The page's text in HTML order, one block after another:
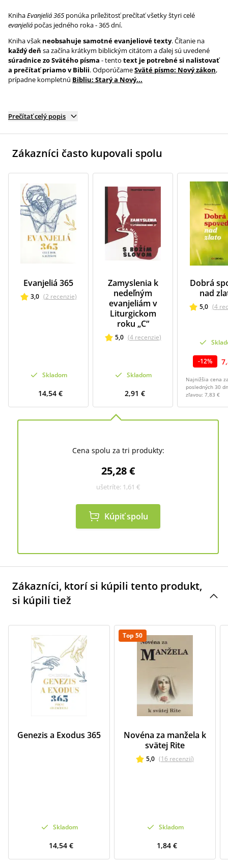
KnihaEvanjeliá 365 ponúka príležitosť prečítať všetky štyri celé
evanjeliá počas jedného roka - 365 dní.
Kniha však neobsahuje samotné evanjeliové texty. Čítanie na
každý deň sa začína krátkym biblickým citátom a ďalej sú uvedené
súradnice zo Svätého písma - tento text je potrebné si nalistovať
a prečítať priamo v Biblii. OdporúčameSväté písmo: Nový zákon,
prípadne kompletnú Bibliu: Starý a Nový...
Prečítať celý popis
Zákazníci často kupovali spolu
Evanjeliá 365
3,0 (2 recenzie)
Skladom
14,54 €
Zamyslenia k
nedeľným
evanjeliám v
Liturgickom
roku „C“
5,0 (4 recenzie)
Skladom
2,91 €
Dobrá
nad
5,0 (4
-12%
Najnižšia cena
posledných 30
zľavou: 7,83 €
Cena spolu za tri produkty:
25,28 €
ušetríte: 1,61 €
Kúpiť spolu
Zákazníci, ktorí si kúpili tento produkt,
si kúpili tiež
Genezis a Exodus 365
Skladom
14,54 €
Top 50
Novéna za manžela k
svätej Rite
5,0 (16 recenzií)
Skladom
1,84 €